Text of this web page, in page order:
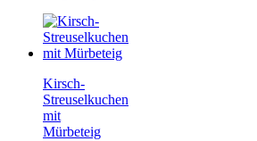
Kirsch-
Streuselkuchen
mit
Mürbeteig